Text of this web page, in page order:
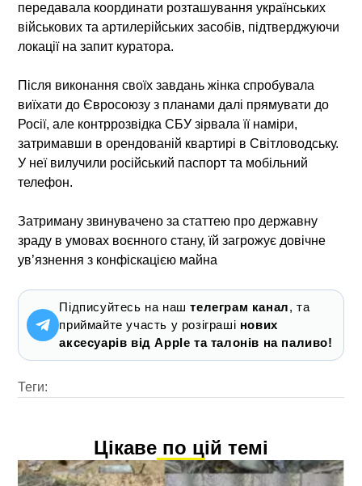
передавала координати розташування українських
військових та артилерійських засобів, підтверджуючи
локації на запит куратора.
Після виконання своїх завдань жінка спробувала
виїхати до Євросоюзу з планами далі прямувати до
Росії, але контррозвідка СБУ зірвала її наміри,
затримавши в орендованій квартирі в Світловодську.
У неї вилучили російський паспорт та мобільний
телефон.
Затриману звинувачено за статтею про державну
зраду в умовах воєнного стану, їй загрожує довічне
ув’язнення з конфіскацією майна
Підписуйтесь на наштелеграм канал, та
приймайте участь у розіграші нових
аксесуарів від Apple та талонів на паливо!
Теги:
Цікаве по цій темі